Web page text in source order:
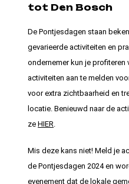
tot Den Bosch
De Pontjesdagen staan
gevarieerde activiteiten en
ondernemer kun je
activiteiten aan te melden
voor extra zichtbaarheid en
locatie. Benieuwd naar de
zeHIER
Mis deze kans niet! Meld je
de Pontjesdagen 2024 en
evenement dat de lokale